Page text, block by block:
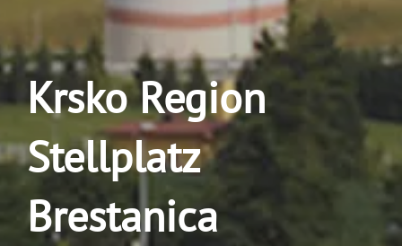
Krsko Region
Stellplatz
Brestanica